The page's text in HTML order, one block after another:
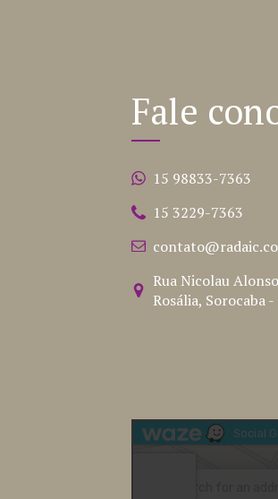
Fale
15 98833-7363
15 3229-7363
Rua Nicolau
Rosália, Sorocaba